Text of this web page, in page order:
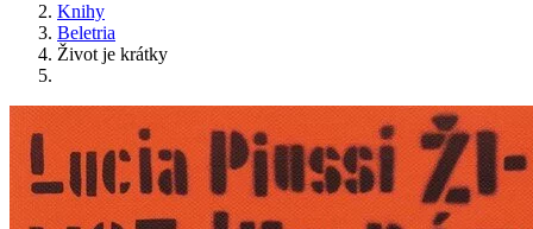
Knihy
Beletria
Život je krátky